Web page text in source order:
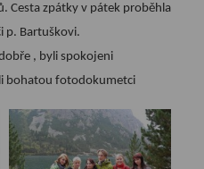
Cesta zpátky v pátek proběhla
p. Bartuškovi.
, byli spokojeni
bohatou fotodokumetci